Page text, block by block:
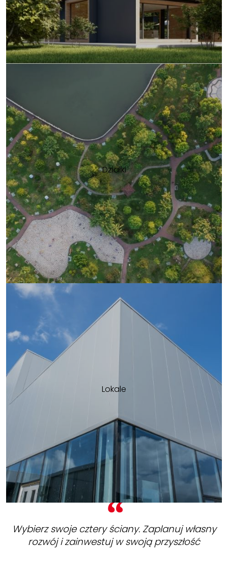
Działki
Lokale
Wybierz swoje cztery ściany. Zaplanuj własny
rozwój i zainwestuj w swoją przyszłość